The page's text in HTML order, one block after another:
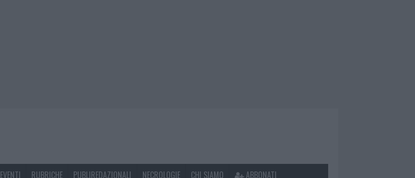
EVENTI RUBRICHE PUBLIREDAZIONALI NECROLOGIE CHI SIAMO ABBONATI